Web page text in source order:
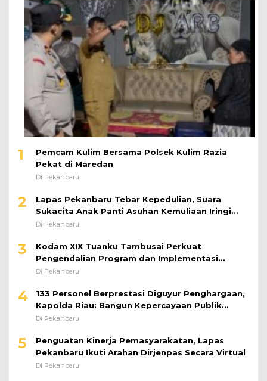
1
Pemcam Kulim Bersama Polsek Kulim Razia
Pekat di Maredan
Di Pekanbaru
2
Lapas Pekanbaru Tebar Kepedulian, Suara
Sukacita Anak Panti Asuhan Kemuliaan Iringi
Bantuan Sosial
Di Pekanbaru
3
Kodam XIX Tuanku Tambusai Perkuat
Pengendalian Program dan Implementasi
Doktrin TNI AD
Di Pekanbaru
4
133 Personel Berprestasi Diguyur Penghargaan,
Kapolda Riau: Bangun Kepercayaan Publik
dengan Karya Nyata
Di Pekanbaru
5
Penguatan Kinerja Pemasyarakatan, Lapas
Pekanbaru Ikuti Arahan Dirjenpas Secara Virtual
Di Pekanbaru